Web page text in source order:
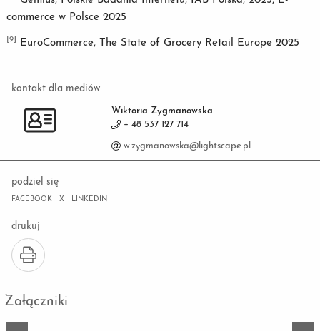
commerce w Polsce 2025
[9] EuroCommerce, The State of Grocery Retail Europe 2025
kontakt dla mediów
Wiktoria Zygmanowska
+ 48 537 127 714
w.zygmanowska@lightscape.pl
podziel się
FACEBOOK X LINKEDIN
drukuj
Załączniki